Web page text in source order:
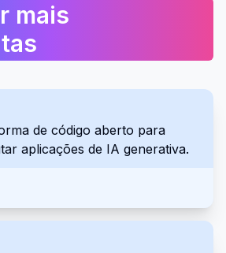
mais
de código aberto para
aplicações de IA generativa.